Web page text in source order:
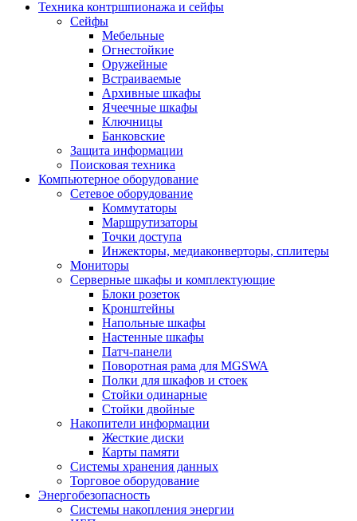
Техника контршпионажа и сейфы
Сейфы
Мебельные
Огнестойкие
Оружейные
Встраиваемые
Архивные шкафы
Ячеечные шкафы
Ключницы
Банковские
Защита информации
Поисковая техника
Компьютерное оборудование
Сетевое оборудование
Коммутаторы
Маршрутизаторы
Точки доступа
Инжекторы, медиаконверторы, сплитеры
Мониторы
Серверные шкафы и комплектующие
Блоки розеток
Кронштейны
Напольные шкафы
Настенные шкафы
Патч-панели
Поворотная рама для MGSWA
Полки для шкафов и стоек
Стойки одинарные
Стойки двойные
Накопители информации
Жесткие диски
Карты памяти
Системы хранения данных
Торговое оборудование
Энергобезопасность
Системы накопления энергии